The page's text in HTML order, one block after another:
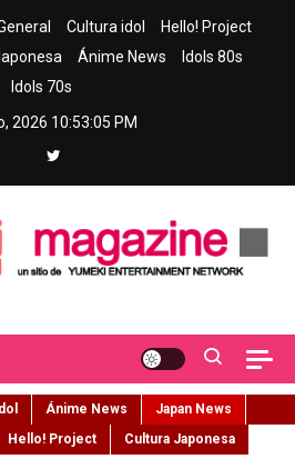
Cultura idol
Hello! Project
Ánime News
Idols 80s
Idols 70s
2026 10:53:07 PM
Ánime News
Japan News
Hello! Project
Cultura Japonesa